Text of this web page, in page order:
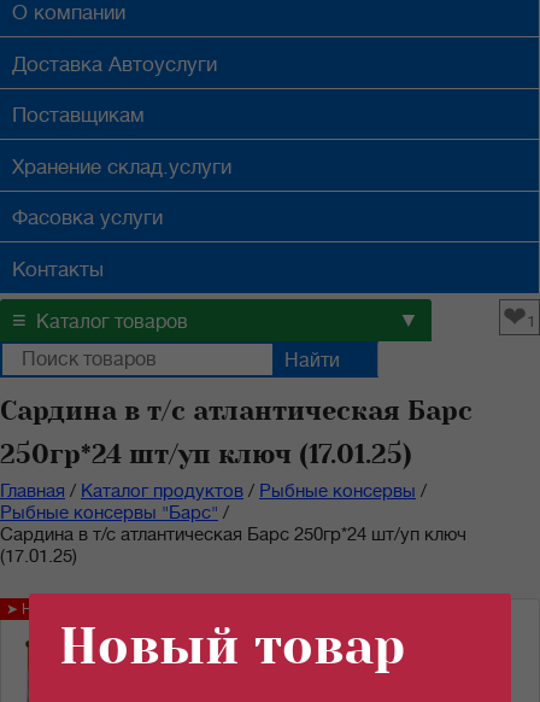
О компании
Доставка Автоуслуги
Поставщикам
Хранение склад.услуги
Фасовка услуги
Контакты
≡ Каталог товаров ▼ ❤1
Сардина в т/с атлантическая Барс
250гр*24 шт/уп ключ (17.01.25)
Главная / Каталог продуктов / Рыбные консервы /
Рыбные консервы "Барс" /
Сардина в т/с атлантическая Барс 250гр*24 шт/уп ключ
(17.01.25)
➤ Новинка!
Новый товар